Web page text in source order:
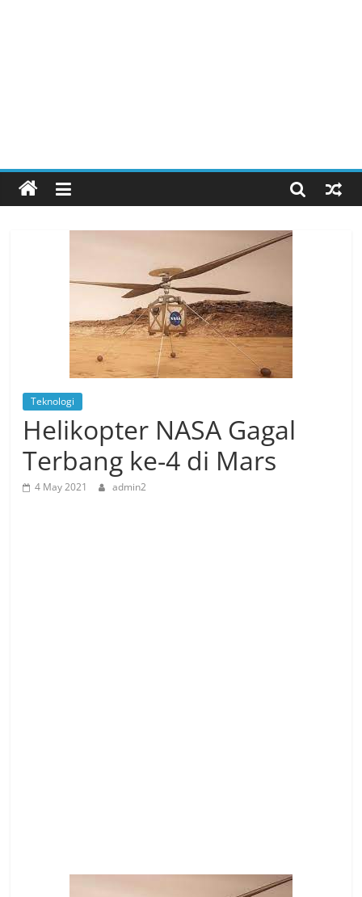
Teknologi
Helikopter NASA Gagal
Terbang ke-4 di Mars
4 May 2021 admin2